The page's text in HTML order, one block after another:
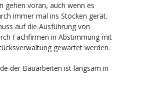
gehen voran, auch wenn es
immer mal ins Stocken gerät.
auf die Ausführung von
Fachfirmen in Abstimmung mit
gewartet werden.
der Bauarbeiten ist langsam in